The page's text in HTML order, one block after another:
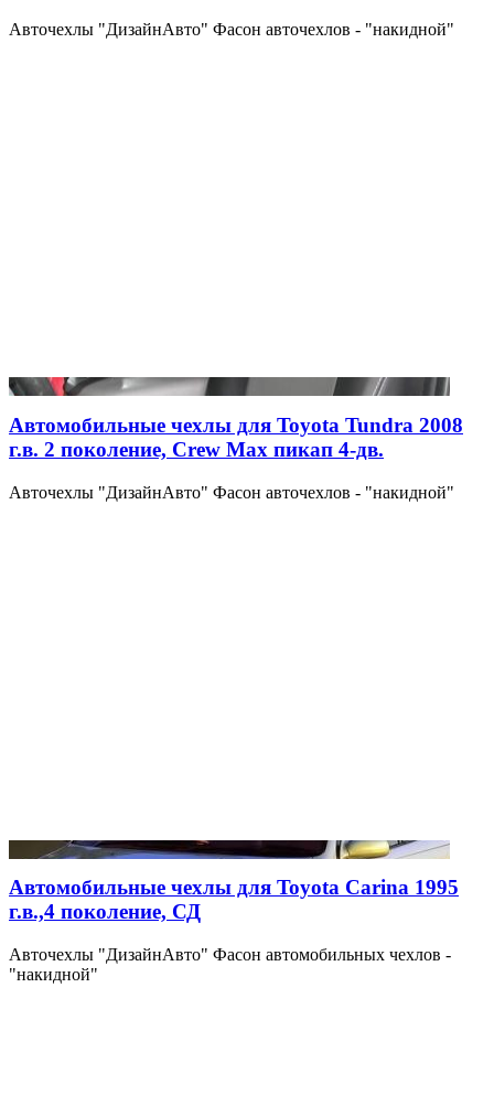
Авточехлы "ДизайнАвто" Фасон авточехлов - "накидной"
Автомобильные чехлы для Toyota Tundra 2008
г.в. 2 поколение, Crew Max пикап 4-дв.
Авточехлы "ДизайнАвто" Фасон авточехлов - "накидной"
Автомобильные чехлы для Toyota Carina 1995
г.в.,4 поколение, СД
Авточехлы "ДизайнАвто" Фасон автомобильных чехлов -
"накидной"